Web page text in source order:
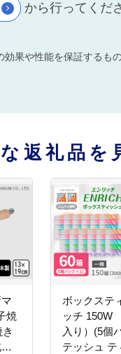
から行ってくだ
果や性能を保証するもの
返礼品を
焼
ボックステ
ッチ 150W
入り）(5個
テッシュ テ